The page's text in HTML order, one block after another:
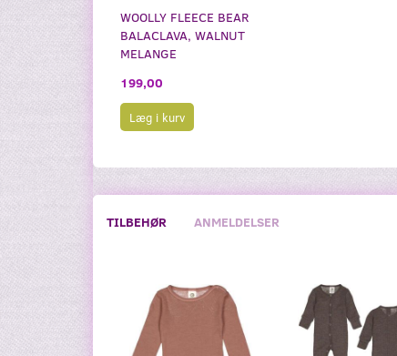
WOOLLY FLEECE BEAR
BALACLAVA, WALNUT
MELANGE
199,00
Læg i kurv
TILBEHØR ANMELDELSER